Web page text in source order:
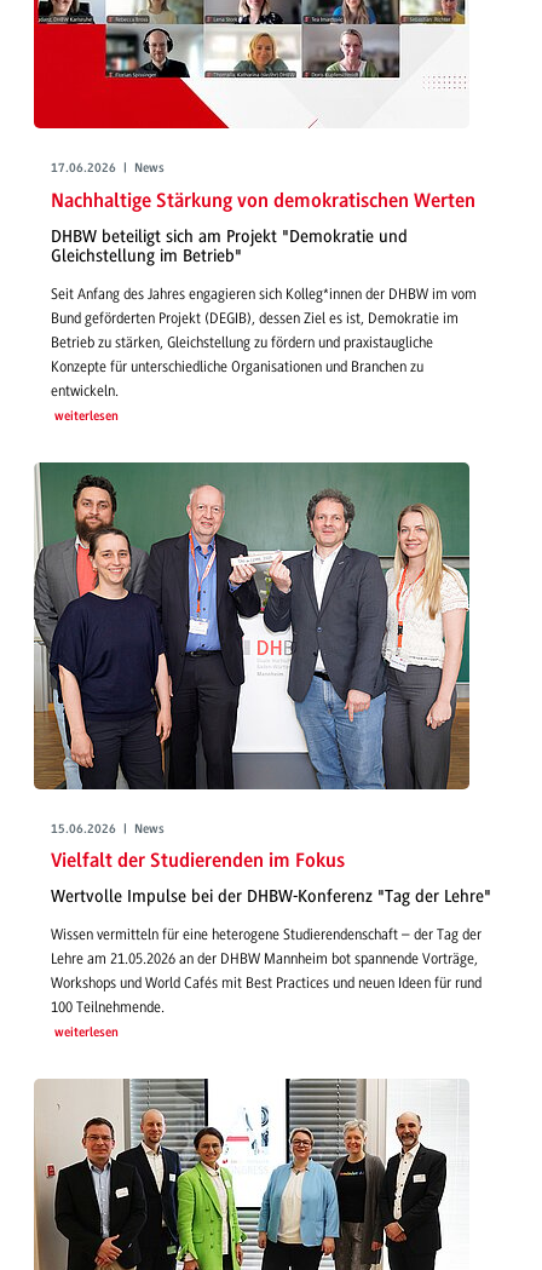
17.06.2026 | News
Nachhaltige Stärkung von demokratischen Werten
DHBW beteiligt sich am Projekt "Demokratie und
Gleichstellung im Betrieb"
Seit Anfang des Jahres engagieren sich Kolleg*innen der DHBW im vom
Bund geförderten Projekt (DEGIB), dessen Ziel es ist, Demokratie im
Betrieb zu stärken, Gleichstellung zu fördern und praxistaugliche
Konzepte für unterschiedliche Organisationen und Branchen zu
entwickeln.
weiterlesen
15.06.2026 | News
Vielfalt der Studierenden im Fokus
Wertvolle Impulse bei der DHBW-Konferenz "Tag der Lehre"
Wissen vermitteln für eine heterogene Studierendenschaft – der Tag der
Lehre am 21.05.2026 an der DHBW Mannheim bot spannende Vorträge,
Workshops und World Cafés mit Best Practices und neuen Ideen für rund
100 Teilnehmende.
weiterlesen